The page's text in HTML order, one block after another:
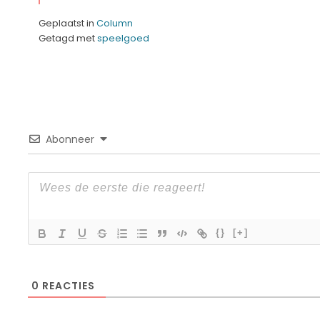
Geplaatst in Column
Getagd metspeelgoed
Abonneer
{} [+]
0 REACTIES